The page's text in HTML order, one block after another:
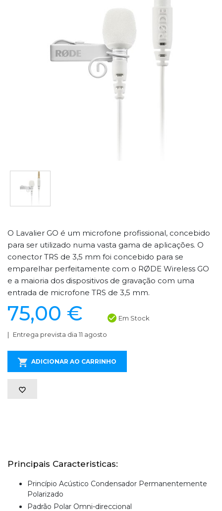
O Lavalier GO é um microfone profissional, concebido
para ser utilizado numa vasta gama de aplicações. O
conector TRS de 3,5 mm foi concebido para se
emparelhar perfeitamente com o RØDE Wireless GO
e a maioria dos dispositivos de gravação com uma
entrada de microfone TRS de 3,5 mm.
75,00 € Em Stock
Entrega prevista dia 11 agosto
ADICIONAR AO CARRINHO
Principais Caracteristicas:
Princípio Acústico Condensador Permanentemente
Polarizado
Padrão Polar Omni-direccional